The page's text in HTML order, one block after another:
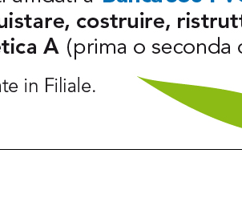
D’EMERGENZA